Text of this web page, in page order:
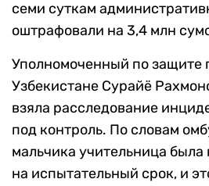
семи суткам
оштрафовали на 3,4 млн
Уполномоченный по защите
Узбекистане Сурайё
взяла расследование
под контроль. По словам
мальчика учительница была
на испытательный срок, и